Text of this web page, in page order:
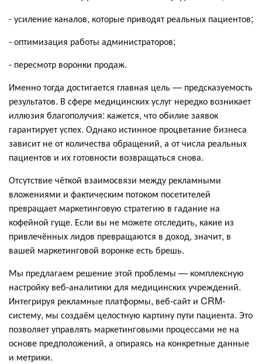
- усиление каналов, которые приводят реальных пациентов;
- оптимизация работы администраторов;
- пересмотр воронки продаж.
Именно тогда достигается главная цель — предсказуемость
результатов. В сфере медицинских услуг нередко возникает
иллюзия благополучия: кажется, что обилие заявок
гарантирует успех. Однако истинное процветание бизнеса
зависит не от количества обращений, а от числа реальных
пациентов и их готовности возвращаться снова.
Отсутствие чёткой взаимосвязи между рекламными
вложениями и фактическим потоком посетителей
превращает маркетинговую стратегию в гадание на
кофейной гуще. Если вы не можете отследить, какие из
привлечённых лидов превращаются в доход, значит, в
вашей маркетинговой воронке есть брешь.
Мы предлагаем решение этой проблемы — комплексную
настройку веб-аналитики для медицинских учреждений.
Интегрируя рекламные платформы, веб-сайт и CRM-
систему, мы создаём целостную картину пути пациента. Это
позволяет управлять маркетинговыми процессами не на
основе предположений, а опираясь на конкретные данные
и метрики.